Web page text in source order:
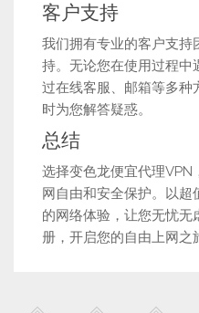
客户支持
我们拥有专业的客户支
持。无论您在使用过程中
过在线客服、邮箱等多种
时为您解答疑惑。
总结
选择变色龙便宜代理VPN
网自由和安全保护。以超
的网络体验，让您无忧无
册，开启您的自由上网之